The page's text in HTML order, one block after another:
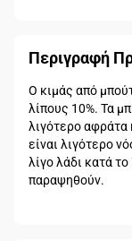
Περιγραφή
Ο κιμάς από
λίπους 10%. Τα
λιγότερο αφράτα
είναι λιγότερο
λίγο λάδι κατά
παραψηθούν.